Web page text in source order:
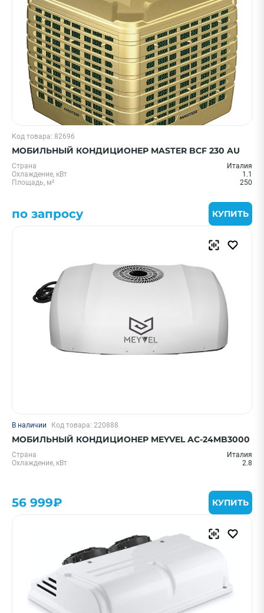
Код товара: 82696
МОБИЛЬНЫЙ КОНДИЦИОНЕР MASTER BCF 230 AU
Страна
Италия
Охлаждение, кВт
1.1
Площадь, м²
250
по запросу КУПИТЬ
В наличии Код товара: 220888
МОБИЛЬНЫЙ КОНДИЦИОНЕР MEYVEL AC-24MB3000
Страна
Италия
Охлаждение, кВт
2.8
56 999₽ КУПИТЬ